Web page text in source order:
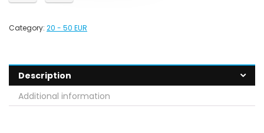
Category: 20 - 50 EUR
Description
Additional information